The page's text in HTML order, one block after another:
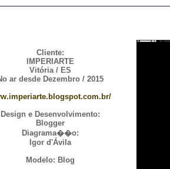
Cliente:
IMPERIARTE
Vitória / ES
ar desde Dezembro / 2015
Design e Desenvolvimento:
Blogger
Diagrama��o:
Igor d'Ávila
Modelo: Blog